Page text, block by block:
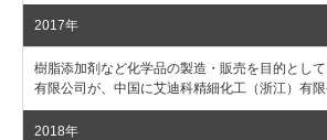
2017年
樹脂添加剤など化学品の製造・販売を目的とし
有限公司が、中国に艾迪科精細化工（浙江）有
2018年